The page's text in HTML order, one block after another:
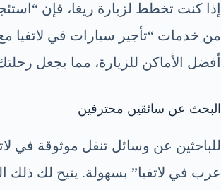
من خدمات “تأجير سيارات في لاتفيا
أفضل الأماكن للزيارة، مما يجعل
البحث عن سائقين محترفين
عرب في لاتفيا” بسهولة. يتيح لك